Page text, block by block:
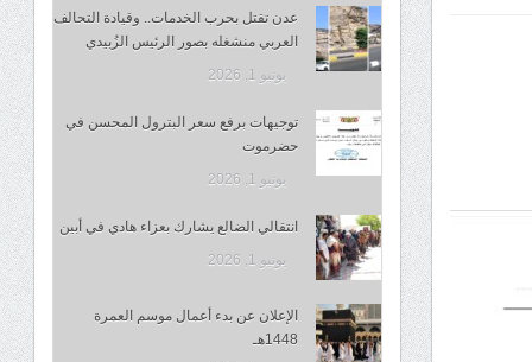
عدن تقتل بحرب الخدمات.. وقيادة التحالف
العربي منشغله بصور الرئيس الزُبيدي
يونيو 1, 2026
توجيهات برفع سعر البترول المحسن في
حضرموت
يونيو 1, 2026
انتقالي الضالع يشارك بعزاء هادي في أبين
يونيو 1, 2026
الإعلان عن بدء أعمال موسم العمرة
1448هـ